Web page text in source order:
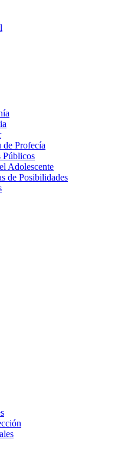
Profecía
Públicos
Adolescente
de Posibilidades